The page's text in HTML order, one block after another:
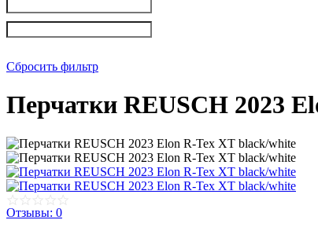
Сбросить фильтр
Перчатки REUSCH 2023
Отзывы: 0